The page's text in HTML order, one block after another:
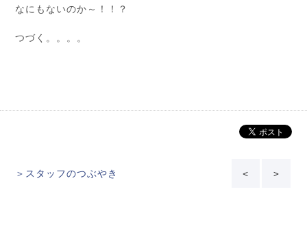
なにもないのか～！！？
つづく。。。。
＞スタッフのつぶやき ＜ ＞